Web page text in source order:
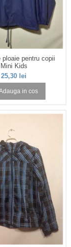
ploaie pentru copii
Mini Kids
25,30 lei
in cos